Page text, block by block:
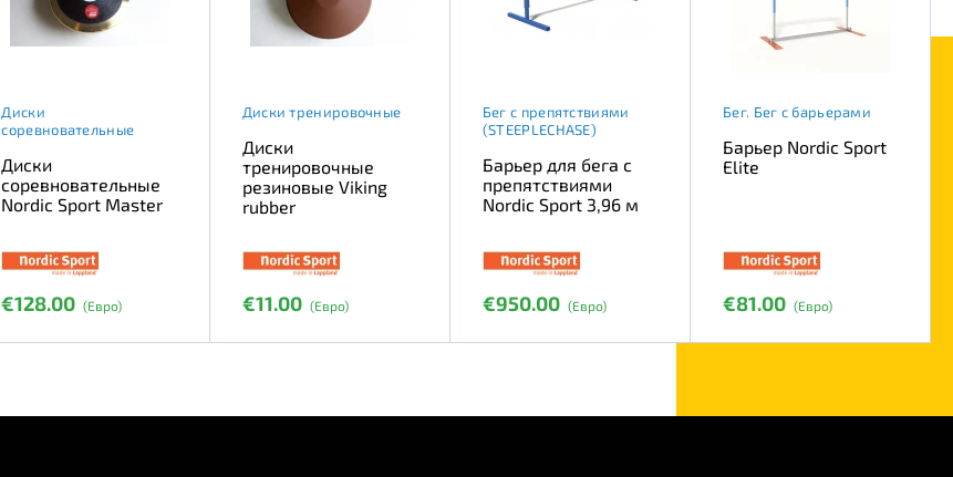
Диски
соревновательные
Диски
соревновательные
Nordic Sport Master
€128.00 (Евро)
Диски тренировочные
Диски
тренировочные
резиновые Viking
rubber
€11.00 (Евро)
Бег с препятствиями
(STEEPLECHASE)
Барьер для бега с
препятствиями
Nordic Sport 3,96 м
€950.00 (Евро)
Бег. Бег с барьерами
Барьер Nordic Sport
Elite
€81.00 (Евро)